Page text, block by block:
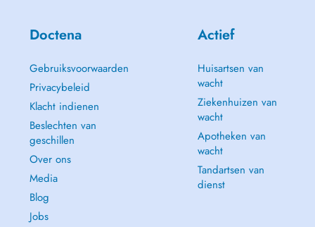
Doctena
Gebruiksvoorwaarden
Privacybeleid
Klacht indienen
Beslechten van
geschillen
Over ons
Media
Blog
Jobs
Actief
Huisartsen van
wacht
Ziekenhuizen van
wacht
Apotheken van
wacht
Tandartsen van
dienst